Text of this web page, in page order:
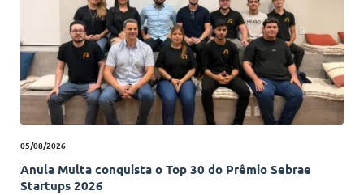
05/08/2026
Anula Multa conquista o Top 30 do Prêmio Sebrae
Startups 2026